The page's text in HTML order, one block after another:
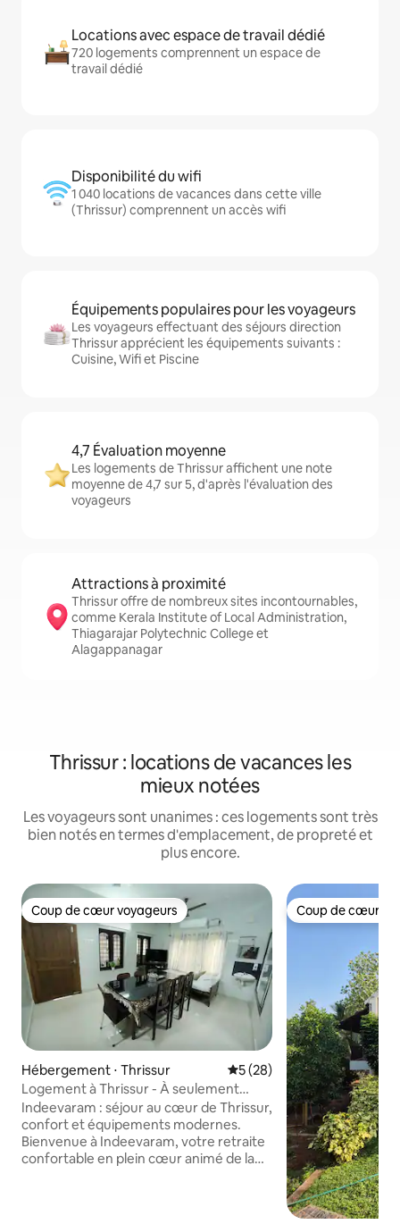
Locations avec espace de travail dédié
720 logements comprennent un espace de
travail dédié
Disponibilité du wifi
1 040 locations de vacances dans cette ville
(Thrissur) comprennent un accès wifi
Équipements populaires pour les voyageurs
Les voyageurs effectuant des séjours direction
Thrissur apprécient les équipements suivants :
Cuisine, Wifi et Piscine
4,7 Évaluation moyenne
Les logements de Thrissur affichent une note
moyenne de 4,7 sur 5, d'après l'évaluation des
voyageurs
Attractions à proximité
Thrissur offre de nombreux sites incontournables,
comme Kerala Institute of Local Administration,
Thiagarajar Polytechnic College et
Alagappanagar
Thrissur : locations de vacances les
mieux notées
Les voyageurs sont unanimes : ces logements sont très
bien notés en termes d'emplacement, de propreté et
plus encore.
Coup de cœur voyageurs
Coup de cœur voyageurs
Hébergement ⋅ Thrissur Évaluation moyenne sur la
5 (28)
Logement à Thrissur - À seulement
500 mètres de la gare
Indeevaram : séjour au cœur de Thrissur,
confort et équipements modernes.
Bienvenue à Indeevaram, votre retraite
confortable en plein cœur animé de la
Coup de cœur
Coup de cœur